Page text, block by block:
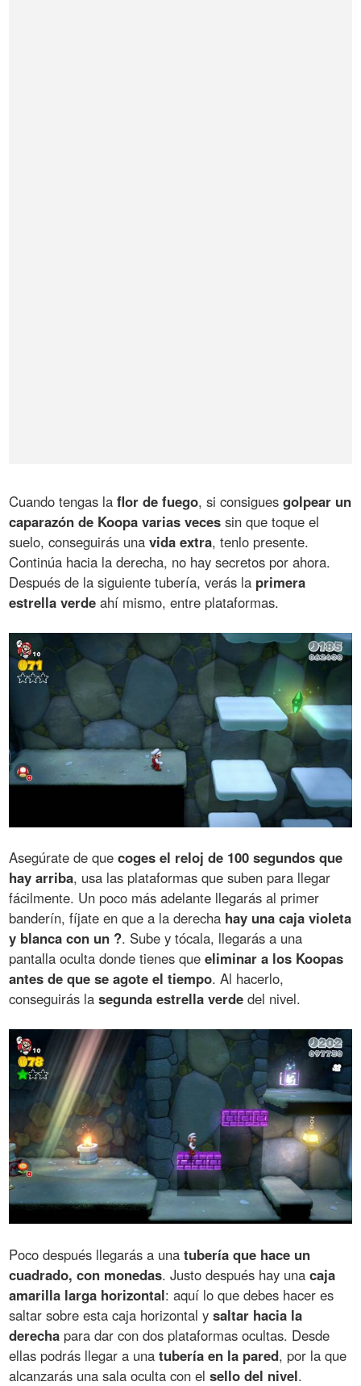
Cuando tengas laflor de fuego, si consiguesgolpear un
caparazón de Koopa varias veces sin que toque el
suelo, conseguirás unavida extra, tenlo presente.
Continúa hacia la derecha, no hay secretos por ahora.
Después de la siguiente tubería, verás la primera
estrella verde ahí mismo, entre plataformas.
Asegúrate de quecoges el reloj de 100 segundos que
hay arriba, usa las plataformas que suben para llegar
fácilmente. Un poco más adelante llegarás al primer
banderín, fíjate en que a la derecha hay una caja violeta
y blanca con un ?. Sube y tócala, llegarás a una
pantalla oculta donde tienes queeliminar a los Koopas
antes de que se agote el tiempo. Al hacerlo,
conseguirás lasegunda estrella verde del nivel.
Poco después llegarás a unatubería que hace un
cuadrado, con monedas. Justo después hay unacaja
amarilla larga horizontal: aquí lo que debes hacer es
saltar sobre esta caja horizontal ysaltar hacia la
derecha para dar con dos plataformas ocultas. Desde
ellas podrás llegar a unatubería en la pared, por la que
alcanzarás una sala oculta con elsello del nivel.